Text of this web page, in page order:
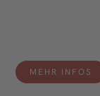
MEHR INFOS